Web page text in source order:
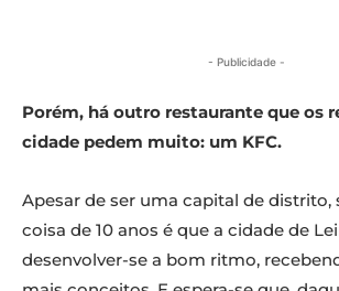
- Publicidade -
Porém, há outro restaurante que os
cidade pedem muito: um KFC.
Apesar de ser uma capital de distrito,
coisa de 10 anos é que a cidade de
desenvolver-se a bom ritmo,